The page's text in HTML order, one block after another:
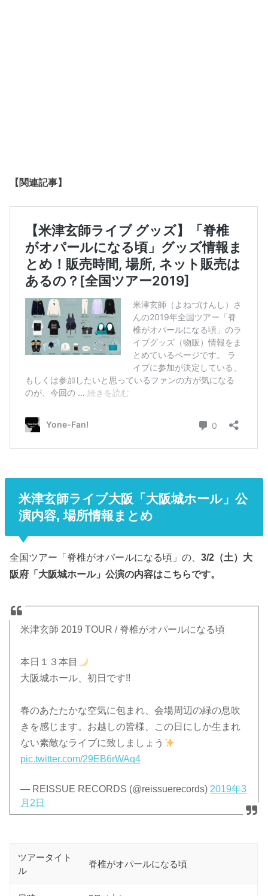
【関連記事】
米津玄師ライブ大阪「大阪城ホール」公
演内容, 場所情報まとめ
全国ツアー「脊椎がオパールになる頃」の、3/2（土）大
阪府「大阪城ホール」公演の内容はこちらです。
米津玄師 2019 TOUR / 脊椎がオパールになる頃
本日１３本目
大阪城ホール、初日です!!
春のあたたかな空気に包まれ、会場周辺の緑の息吹
きを感じます。お越しの皆様、この日にしか生まれ
ない素敵なライブに致しましょう
pic.twitter.com/29EB6rWAq4
— REISSUE RECORDS (@reissuerecords) 2019年3
月2日
ツアータイト
ル
脊椎がオパールになる頃